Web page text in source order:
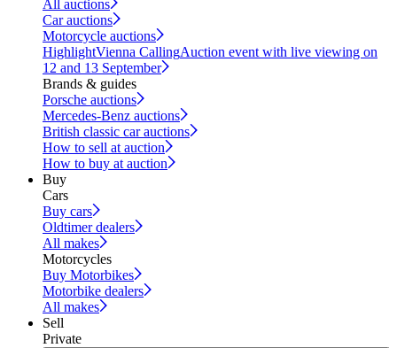
All auctions
Car auctions
Motorcycle auctions
HighlightVienna CallingAuction event with live viewing on
12 and 13 September
Brands & guides
Porsche auctions
Mercedes-Benz auctions
British classic car auctions
How to sell at auction
How to buy at auction
Buy
Cars
Buy cars
Oldtimer dealers
All makes
Motorcycles
Buy Motorbikes
Motorbike dealers
All makes
Sell
Private